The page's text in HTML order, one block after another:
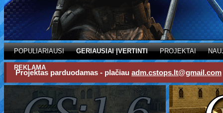
POPULIARIAUSI GERIAUSIAI ĮVERTINTI PROJEKTAI
REKLAMA
Projektas parduodamas - plačiau adm.cstops.lt@gmail.com